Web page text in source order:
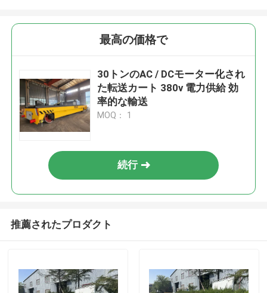
最高の価格で
30トンのAC / DCモーター化され
た転送カート 380v 電力供給 効
率的な輸送
MOQ： 1
続行
推薦されたプロダクト